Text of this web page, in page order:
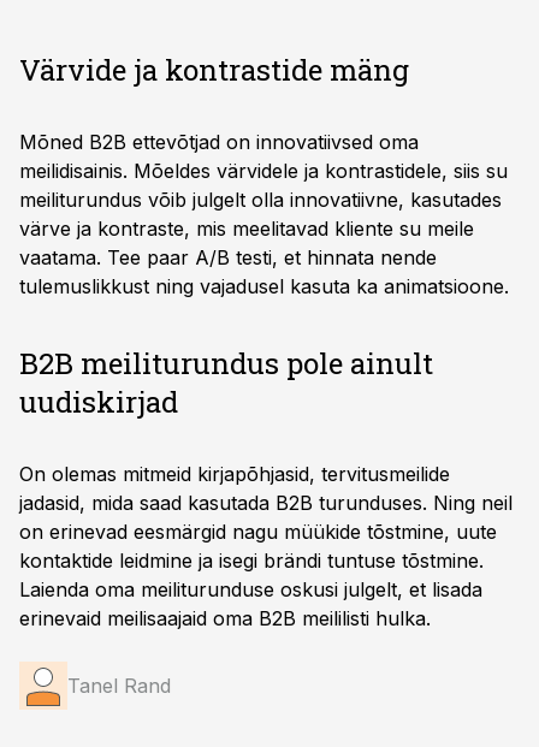
Värvide ja kontrastide mäng
Mõned B2B ettevõtjad on innovatiivsed oma
meilidisainis. Mõeldes värvidele ja kontrastidele, siis su
meiliturundus võib julgelt olla innovatiivne, kasutades
värve ja kontraste, mis meelitavad kliente su meile
vaatama. Tee paar A/B testi, et hinnata nende
tulemuslikkust ning vajadusel kasuta ka animatsioone.
B2B meiliturundus pole ainult
uudiskirjad
On olemas mitmeid kirjapõhjasid, tervitusmeilide
jadasid, mida saad kasutada B2B turunduses. Ning neil
on erinevad eesmärgid nagu müükide tõstmine, uute
kontaktide leidmine ja isegi brändi tuntuse tõstmine.
Laienda oma meiliturunduse oskusi julgelt, et lisada
erinevaid meilisaajaid oma B2B meililisti hulka.
Tanel Rand